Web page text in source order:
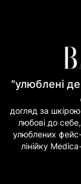
"улюблені
догляд за
любові до
улюблених
лінійку